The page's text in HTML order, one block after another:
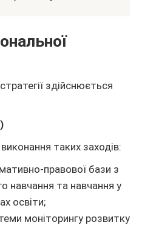
здійснюється
таких заходів:
правової бази з
навчання та навчання у
освіти;
моніторингу розвитку